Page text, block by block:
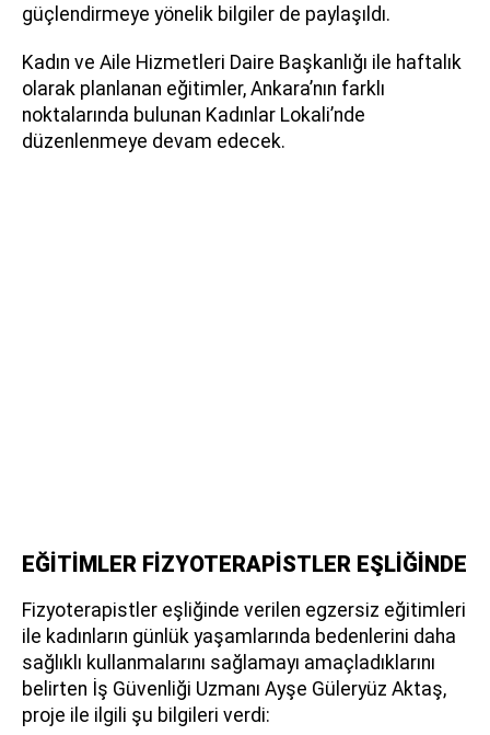
güçlendirmeye yönelik bilgiler de paylaşıldı.
Kadın ve Aile Hizmetleri Daire Başkanlığı ile haftalık
olarak planlanan eğitimler, Ankara’nın farklı
noktalarında bulunan Kadınlar Lokali’nde
düzenlenmeye devam edecek.
EĞİTİMLER FİZYOTERAPİSTLER EŞLİĞİNDE
Fizyoterapistler eşliğinde verilen egzersiz eğitimleri
ile kadınların günlük yaşamlarında bedenlerini daha
sağlıklı kullanmalarını sağlamayı amaçladıklarını
belirten İş Güvenliği Uzmanı Ayşe Güleryüz Aktaş,
proje ile ilgili şu bilgileri verdi: